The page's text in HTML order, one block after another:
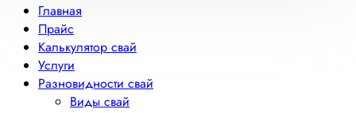
Главная
Прайс
Калькулятор свай
Услуги
Разновидности свай
Виды свай